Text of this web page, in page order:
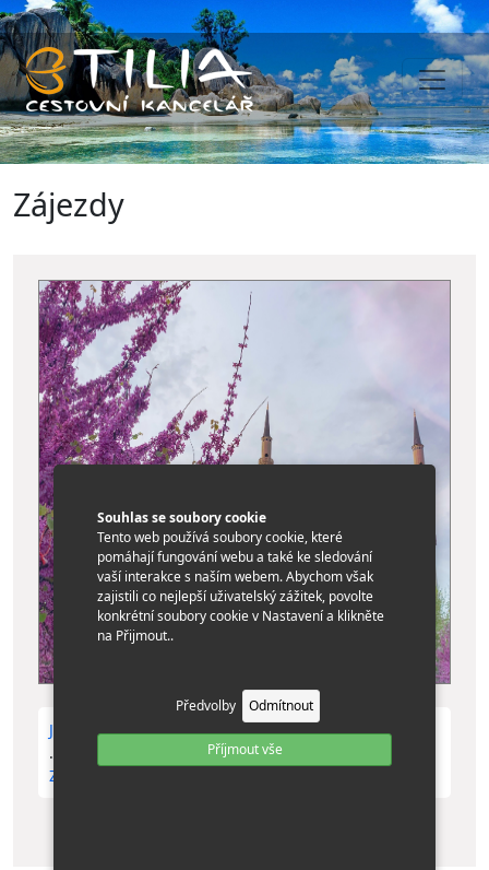
Souhlas se soubory cookie
Tento web používá soubory cookie, které
pomáhají fungování webu a také ke sledování
vaší interakce s naším webem. Abychom však
zajistili co nejlepší uživatelský zážitek, povolte
konkrétní soubory cookie v Nastavení a klikněte
na Přijmout..
Předvolby Odmítnout
Příjmout vše
Zájezdy
Jarní putování pohostinnou Albánií 2026 - vyprodáno
...
Zobrazit více »